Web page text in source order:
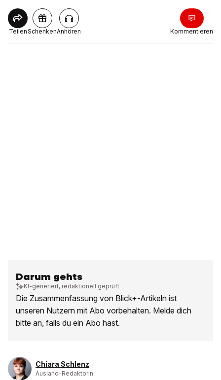
TeilenSchenkenAnhören Kommentieren
Darum gehts
KI-generiert, redaktionell geprüft
Die Zusammenfassung von Blick+-Artikeln ist
unseren Nutzern mit Abo vorbehalten. Melde dich
bitte an, falls du ein Abo hast.
Chiara Schlenz
Ausland-Redaktorin